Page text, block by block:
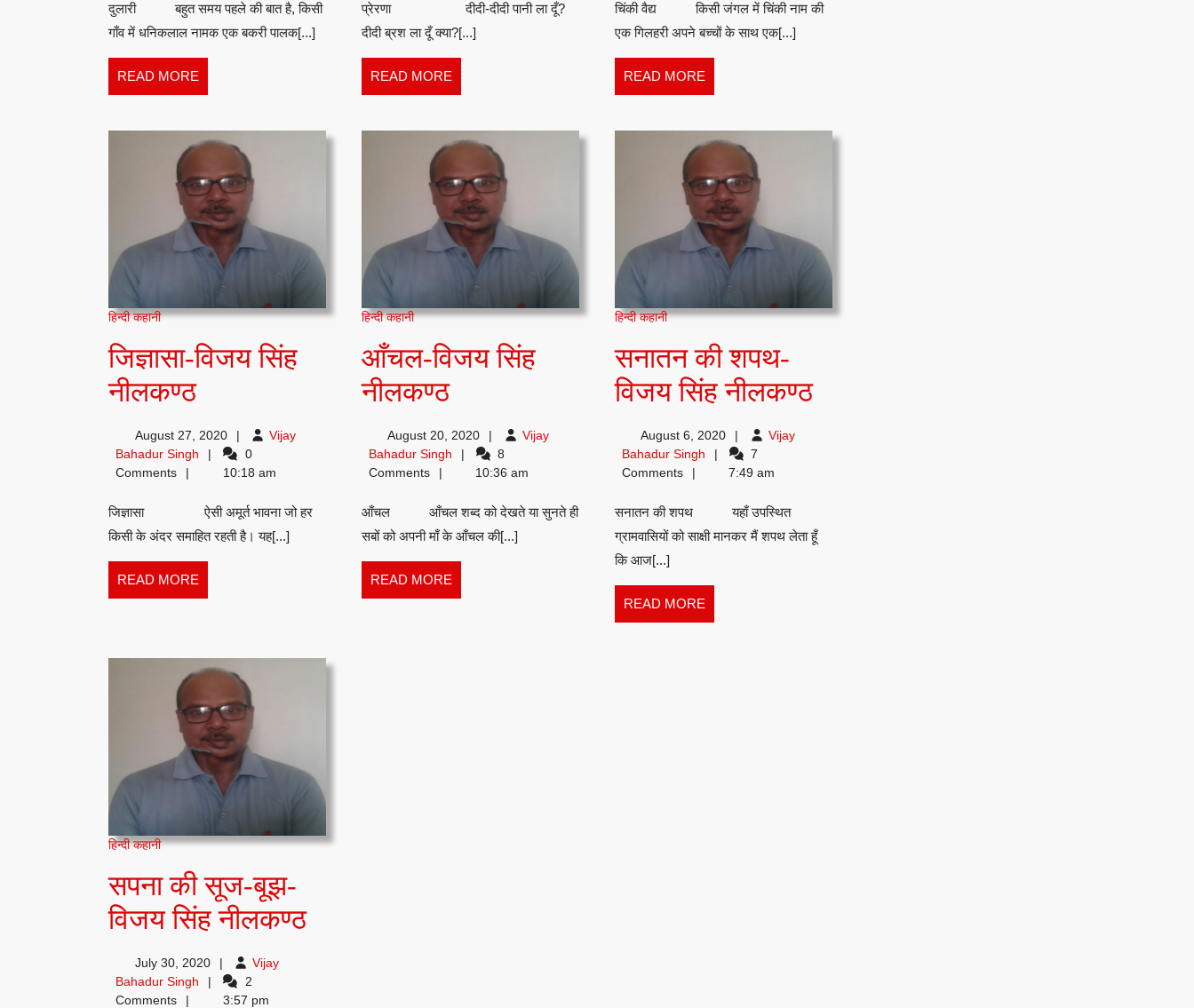
दुलारी बहुत समय पहले की बात है, किसी
गाँव में धनिकलाल नामक एक बकरी पालक[...]
READ MORE
MORE
प्रेरणा दीदी-दीदी पानी ला दूँ?
दीदी ब्रश ला दूँ क्या?[...]
READ MOREREAD
MORE
नीलकण्ठ
चिंकी वैद्य किसी जंगल में चिंकी नाम की
एक गिलहरी अपने बच्चों के साथ एक[...]
READ MOREREAD
MORE
हिन्दी कहानी
जिज्ञासा-विजय सिंह
नीलकण्ठजिज्ञासा-
विजय
सिंह
August 27, 2020
Vijay
Bahadur Singh Vijay
Bahadur
0
Comments
10:18 am
जिज्ञासा ऐसी अमूर्त भावना जो हर
किसी के अंदर समाहित रहती है। यह[...]
READ MORE
MORE
हिन्दी कहानी
आँचल-विजय सिंह
नीलकण्ठआँचल-
विजय
सिंह
August 20, 2020
Vijay
Bahadur SinghVijay
Bahadur
8
Comments
10:36 am
आँचल आँचल शब्द को देखते या सुनते ही
सबों को अपनी माँ के आँचल की[...]
READ MOREREAD
MORE
हिन्दी कहानी
सनातन की शपथ-
विजय सिंह नीलकण्ठसनातन
सिंह
August 6, 2020
Vijay
Bahadur SinghVijay
Bahadur
7
Comments
7:49 am
सनातन की शपथ यहाँ उपस्थित
ग्रामवासियों को साक्षी मानकर मैं शपथ लेता हूँ
कि आज[...]
READ MOREREAD
MORE
हिन्दी कहानी
सपना की सूज-बूझ-
विजय सिंह नीलकण्ठसपना
July 30, 2020
Vijay
Bahadur Singh Vijay
Bahadur
2
Comments
3:57 pm